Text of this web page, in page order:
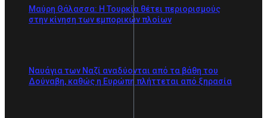
Μαύρη Θάλασσα: Η Τουρκία θέτει περιορισμούς
στην κίνηση των εμπορικών πλοίων
Ναυάγια των Ναζί αναδύονται από τα βάθη του
Δούναβη, καθώς η Ευρώπη πλήττεται από ξηρασία